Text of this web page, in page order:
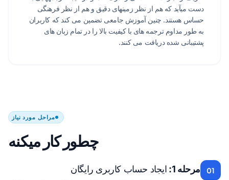
دست میآید که هم از نظر زمینهای دقیق و هم از نظر فرهنگی
حساس هستند. چنین آموزش جامعی تضمین می کند که کاربران
به طور مداوم ترجمه های با کیفیت بالا را در تمام زبان های
پشتیبانی شده دریافت می کنند.
مراحل مورد نیاز
چطور کار میکنه
01 مرحله 1: ایجاد حساب کاربری رایگان